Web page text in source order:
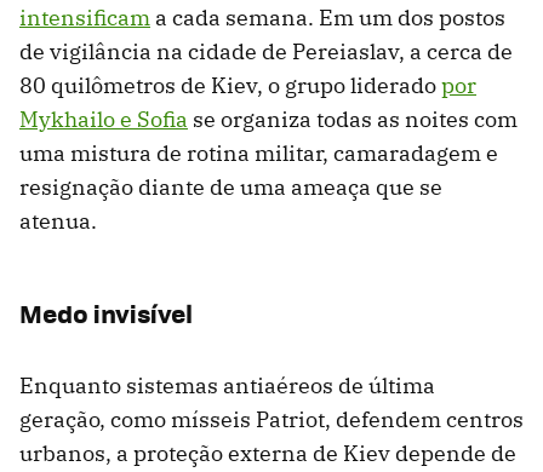
intensificam a cada semana. Em um dos postos
de vigilância na cidade de Pereiaslav, a cerca de
80 quilômetros de Kiev, o grupo lideradopor
Mykhailo e Sofia se organiza todas as noites com
uma mistura de rotina militar, camaradagem e
resignação diante de uma ameaça que se
atenua.
Medo invisível
Enquanto sistemas antiaéreos de última
geração, como mísseis Patriot, defendem centros
urbanos, a proteção externa de Kiev depende de